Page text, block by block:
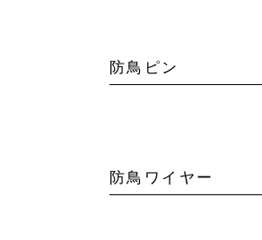
防鳥ピン
防鳥ワイヤー